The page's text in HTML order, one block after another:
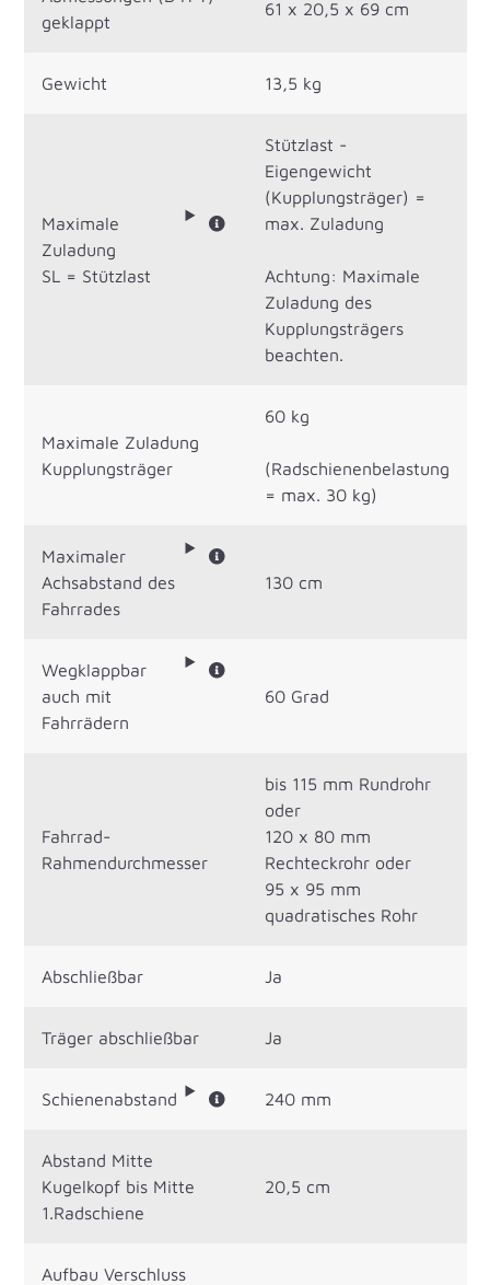
geklappt
61 x 20,5 x 69 cm
Gewicht 13,5 kg
Maximale
Zuladung
SL = Stützlast
Stützlast -
Eigengewicht
(Kupplungsträger) =
max. Zuladung
Achtung: Maximale
Zuladung des
Kupplungsträgers
beachten.
Maximale Zuladung
Kupplungsträger
60 kg
(Radschienenbelastung
= max. 30 kg)
Maximaler
Achsabstand des
Fahrrades
130 cm
Wegklappbar
auch mit
Fahrrädern
60 Grad
Fahrrad-
Rahmendurchmesser
bis 115 mm Rundrohr
oder
120 x 80 mm
Rechteckrohr oder
95 x 95 mm
quadratisches Rohr
Abschließbar Ja
Träger abschließbar Ja
Schienenabstand 240 mm
Abstand Mitte
Kugelkopf bis Mitte
1.Radschiene
20,5 cm
Aufbau Verschluss